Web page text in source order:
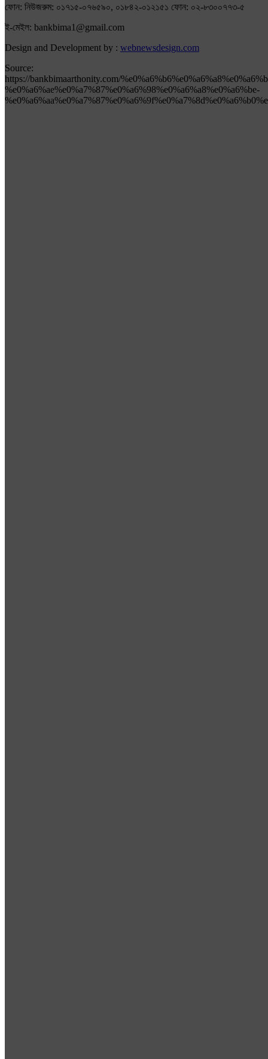
ফোন: নিউজরুম: ০১৭১৫-০৭৬৫৯০, ০১৮৪২-০১২১৫১ ফোন: ০২-৮৩০০৭৭৩-৫
ই-মেইল: bankbima1@gmail.com
Design and Development by : webnewsdesign.com
Source:
https://bankbimaarthonity.com/
%e0%a6%ae%e0%a7%87%e0%a6%98%e0%a6%a8%e0%a6%be-